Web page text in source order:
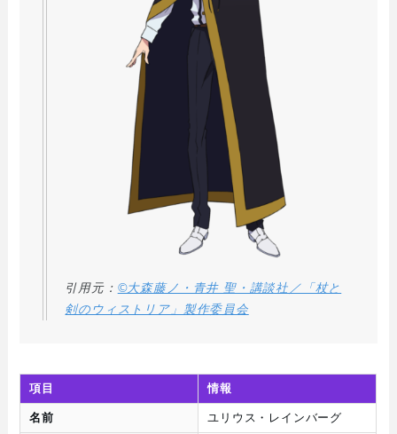
引用元： ©大森藤ノ・青井 聖・講談社／「杖と
剣のウィストリア」製作委員会
項目 情報
名前 ユリウス・レインバーグ